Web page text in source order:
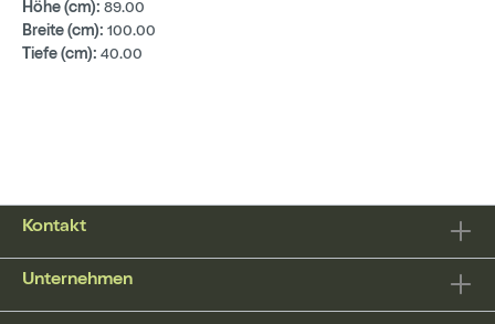
Höhe (cm): 89.00
Breite (cm): 100.00
Tiefe (cm): 40.00
Kontakt
Unternehmen